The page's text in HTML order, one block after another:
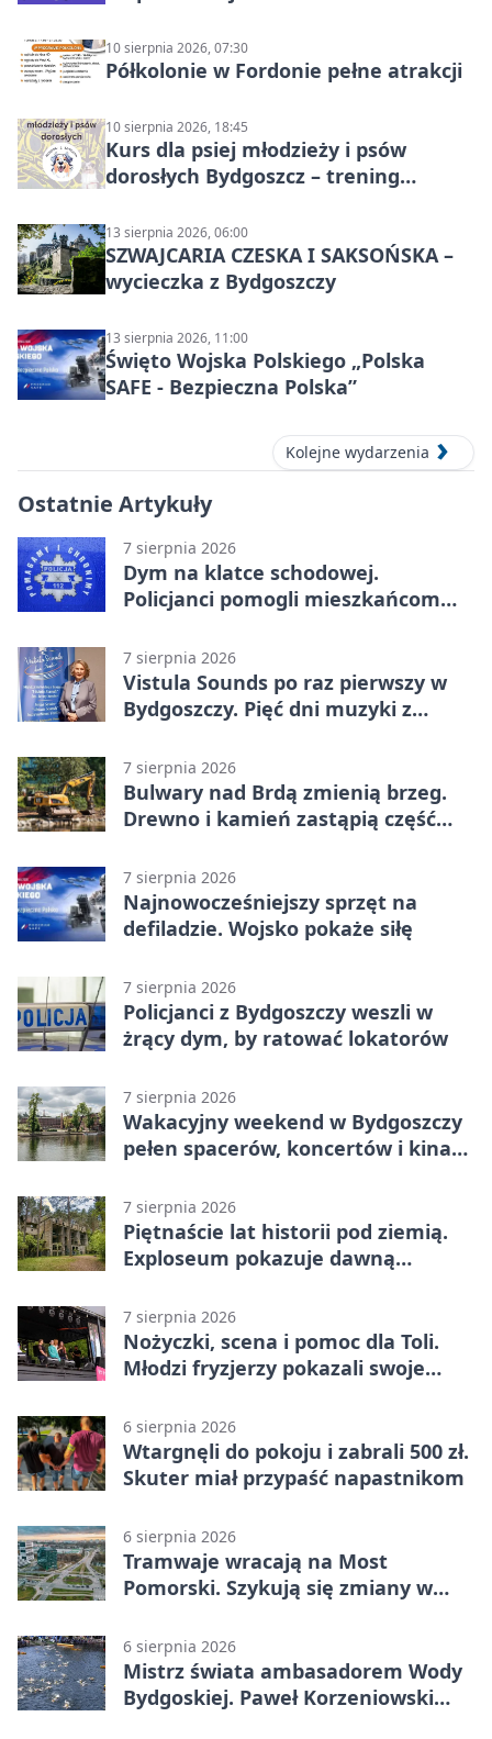
10 sierpnia 2026, 07:30
Półkolonie w Fordonie pełne atrakcji
10 sierpnia 2026, 18:45
Kurs dla psiej młodzieży i psów
dorosłych Bydgoszcz – trening
13 sierpnia 2026, 06:00
SZWAJCARIA CZESKA I SAKSOŃSKA –
wycieczka z Bydgoszczy
13 sierpnia 2026, 11:00
Święto Wojska Polskiego „Polska
SAFE - Bezpieczna Polska”
Kolejne wydarzenia
Ostatnie Artykuły
7 sierpnia 2026
Dym na klatce schodowej.
Policjanci pomogli mieszkańcom
7 sierpnia 2026
Vistula Sounds po raz pierwszy w
Bydgoszczy. Pięć dni muzyki z
7 sierpnia 2026
Bulwary nad Brdą zmienią brzeg.
Drewno i kamień zastąpią część
7 sierpnia 2026
Najnowocześniejszy sprzęt na
defiladzie. Wojsko pokaże siłę
7 sierpnia 2026
Policjanci z Bydgoszczy weszli w
żrący dym, by ratować lokatorów
7 sierpnia 2026
Wakacyjny weekend w Bydgoszczy
pełen spacerów, koncertów i kina
7 sierpnia 2026
Piętnaście lat historii pod ziemią.
Exploseum pokazuje dawną
7 sierpnia 2026
Nożyczki, scena i pomoc dla Toli.
Młodzi fryzjerzy pokazali swoje
6 sierpnia 2026
Wtargnęli do pokoju i zabrali 500 zł.
Skuter miał przypaść napastnikom
6 sierpnia 2026
Tramwaje wracają na Most
Pomorski. Szykują się zmiany w
6 sierpnia 2026
Mistrz świata ambasadorem Wody
Bydgoskiej. Paweł Korzeniowski